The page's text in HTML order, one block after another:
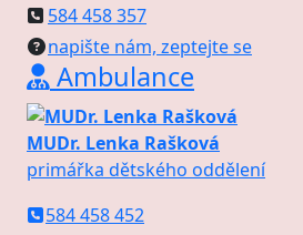
584 458 357
napište nám, zeptejte se
Ambulance
MUDr. Lenka Rašková
primářka dětského oddělení
584 458 452